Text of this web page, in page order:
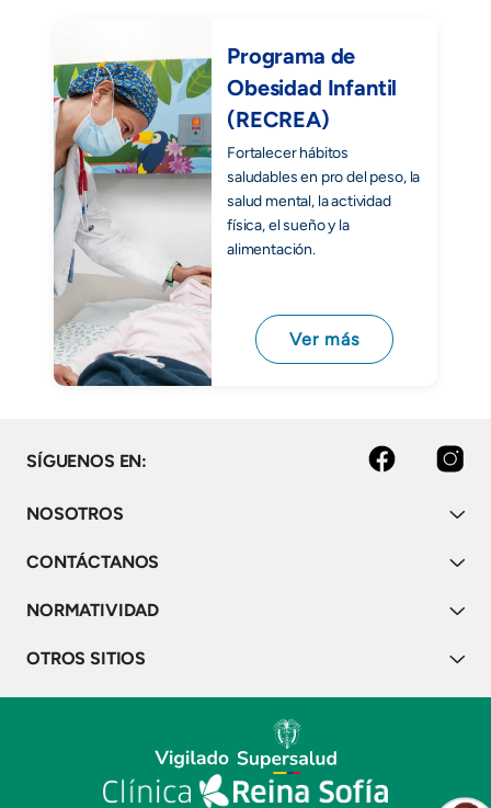
Programa de
Obesidad Infantil
(RECREA)
Fortalecer hábitos
saludables en pro del peso, la
salud mental, la actividad
física, el sueño y la
alimentación.
Ver más
SÍGUENOS EN: facebook instagram
NOSOTROS
CONTÁCTANOS
NORMATIVIDAD
OTROS SITIOS